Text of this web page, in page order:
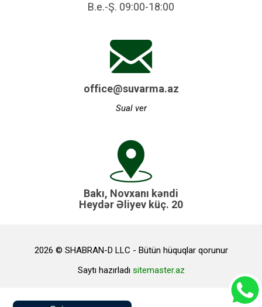
B.e.-Ş. 09:00-18:00
office@suvarma.az
Sual ver
Bakı, Novxanı kəndi
Heydər Əliyev küç. 20
2026 © SHABRAN-D LLC - Bütün hüquqlar qorunur
Saytı hazırladı sitemaster.az